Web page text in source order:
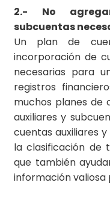
2.- No
subcuentas
Un plan de
incorporación de
necesarias para
registros
muchos planes de
auxiliares y
cuentas auxiliares
la clasificación de
que también
información valiosa